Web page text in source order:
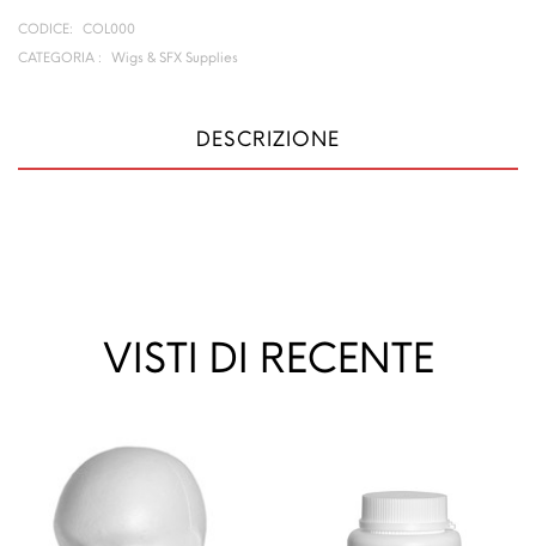
CODICE:
COL000
CATEGORIA :
Wigs & SFX Supplies
DESCRIZIONE
VISTI DI RECENTE